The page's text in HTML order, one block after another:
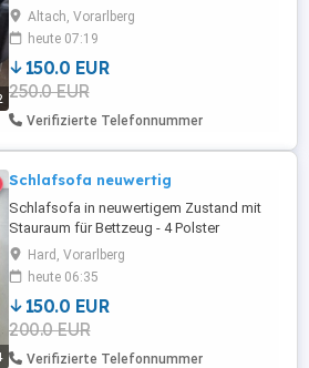
schwarze Hocker kann man auch anders
Platzieren. 70x 50x 40cm. Die Couch kann
auch frei im Raum stehen da sie auf der
Hinterseite auch Leder hat. Mit weissem
Beistelltisch und Deko dazu. Im
gebrauchten aber gepflegtem Zustand
nur komplett ...
Altach, Vorarlberg
heute 07:19
150.0 EUR
250.0 EUR
Verifizierte Telefonnummer
Schlafsofa neuwertig
Schlafsofa in neuwertigem Zustand mit
Stauraum für Bettzeug - 4 Polster
Grössen: - vals Sofa 200 x 85 cm - zum
Schlafen ausgeklappt 200 x 150 cm
Hard, Vorarlberg
heute 06:35
150.0 EUR
200.0 EUR
Verifizierte Telefonnummer